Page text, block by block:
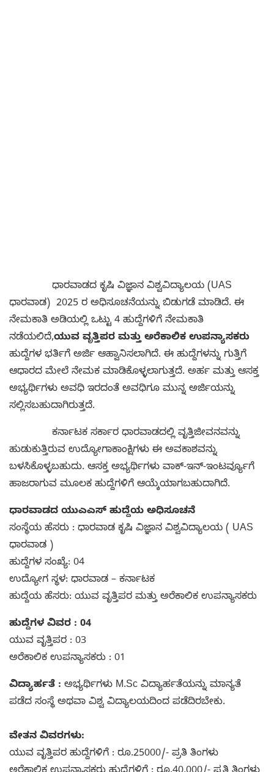
ಧಾರವಾಡದ ಕೃಷಿ ವಿಜ್ಞಾನ ವಿಶ್ವವಿದ್ಯಾಲಯ (UAS
ಧಾರವಾಡ) 2025 ರ ಅಧಿಸೂಚನೆಯನ್ನು ಬಿಡುಗಡೆ ಮಾಡಿದೆ. ಈ
ನೇಮಕಾತಿ ಅಡಿಯಲ್ಲಿ ಒಟ್ಟು 4 ಹುದ್ದೆಗಳಿಗೆ ನೇಮಕಾತಿ
ನಡೆಯಲಿದೆ,ಯುವ ವೃತ್ತಿಪರ ಮತ್ತು ಅರೆಕಾಲಿಕ ಉಪನ್ಯಾಸಕರು
ಹುದ್ದೆಗಳ ಭರ್ತಿಗೆ ಅರ್ಜಿ ಆಹ್ವಾನಿಸಲಾಗಿದೆ. ಈ ಹುದ್ದೆಗಳನ್ನು ಗುತ್ತಿಗೆ
ಆಧಾರದ ಮೇಲೆ ನೇಮಕ ಮಾಡಿಕೊಳ್ಳಲಾಗುತ್ತದೆ. ಅರ್ಹ ಮತ್ತು ಆಸಕ್ತ
ಅಭ್ಯರ್ಥಿಗಳು ಅವಧಿ ಇರದಂತೆ ಅವಧಿಗೂ ಮುನ್ನ ಅರ್ಜಿಯನ್ನು
ಸಲ್ಲಿಸಬಹುದಾಗಿರುತ್ತದೆ.
ಕರ್ನಾಟಕ ಸರ್ಕಾರ ಧಾರವಾಡದಲ್ಲಿ ವೃತ್ತಿಜೀವನವನ್ನು
ಹುಡುಕುತ್ತಿರುವ ಉದ್ಯೋಗಾಕಾಂಕ್ಷಿಗಳು ಈ ಅವಕಾಶವನ್ನು
ಬಳಸಿಕೊಳ್ಳಬಹುದು. ಆಸಕ್ತ ಅಭ್ಯರ್ಥಿಗಳು ವಾಕ್-ಇನ್-ಇಂಟರ್ವ್ಯೂಗೆ
ಹಾಜರಾಗುವ ಮೂಲಕ ಹುದ್ದೆಗಳಿಗೆ ಆಯ್ಕೆಯಾಗಬಹುದಾಗಿದೆ.
ಧಾರವಾಡದ ಯುಎಎಸ್ ಹುದ್ದೆಯ ಅಧಿಸೂಚನೆ
ಸಂಸ್ಥೆಯ ಹೆಸರು : ಧಾರವಾಡ ಕೃಷಿ ವಿಜ್ಞಾನ ವಿಶ್ವವಿದ್ಯಾಲಯ ( UAS
ಧಾರವಾಡ )
ಹುದ್ದೆಗಳ ಸಂಖ್ಯೆ: 04
ಉದ್ಯೋಗ ಸ್ಥಳ: ಧಾರವಾಡ – ಕರ್ನಾಟಕ
ಹುದ್ದೆಯ ಹೆಸರು: ಯುವ ವೃತ್ತಿಪರ ಮತ್ತು ಅರೆಕಾಲಿಕ ಉಪನ್ಯಾಸಕರು
ಹುದ್ದೆಗಳ ವಿವರ : 04
ಯುವ ವೃತ್ತಿಪರ : 03
ಅರೆಕಾಲಿಕ ಉಪನ್ಯಾಸಕರು : 01
ವಿದ್ಯಾರ್ಹತೆ : ಅಭ್ಯರ್ಥಿಗಳು M.Sc ವಿದ್ಯಾರ್ಹತೆಯನ್ನು ಮಾನ್ಯತೆ
ಪಡೆದ ಸಂಸ್ಥೆ ಅಥವಾ ವಿಶ್ವ ವಿದ್ಯಾಲಯದಿಂದ ಪಡೆದಿರಬೇಕು.
ವೇತನ ವಿವರಗಳು:
ಯುವ ವೃತ್ತಿಪರ ಹುದ್ದೆಗಳಿಗೆ : ರೂ.25000/- ಪ್ರತಿ ತಿಂಗಳು